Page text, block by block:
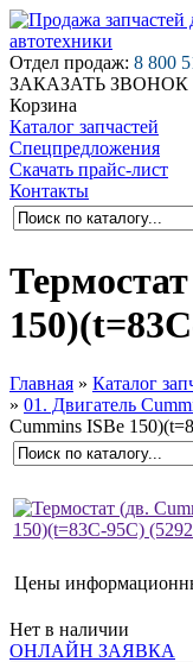
Отдел продаж: 8 800
ЗАКАЗАТЬ ЗВОНОК
Корзина
Каталог запчастей
Спецпредложения
Скачать прайс-лист
Контакты
Главная » Каталог
» 01. Двигатель
Cummins ISBe
Цены
Нет в наличии
ОНЛАЙН ЗАЯВКА